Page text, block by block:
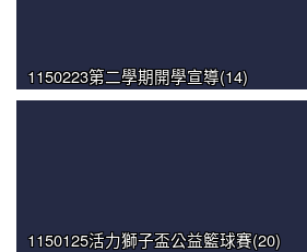
1150223第二學期開學宣導(14)
1150125活力獅子盃公益籃球賽(20)